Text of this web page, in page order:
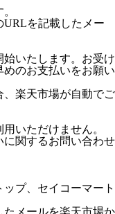
URLを記載したメー
いたします。お受け
のお支払いをお願い
、楽天市場が自動でご
いただけません。
関するお問い合わせ
プ、セイコーマート
たメールを楽天市場か